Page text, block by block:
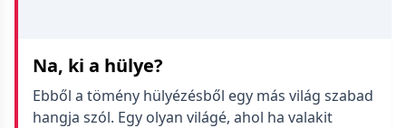
Na, ki a hülye?
Ebből a tömény hülyézésből egy más világ szabad
hangja szól. Egy olyan világé, ahol ha valakit